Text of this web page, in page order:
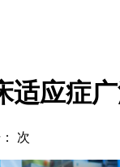
适应症
次